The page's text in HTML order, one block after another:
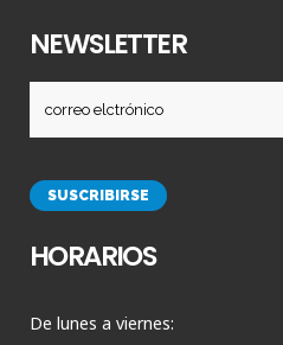
NEWSLETTER
HORARIOS
De lunes a viernes: